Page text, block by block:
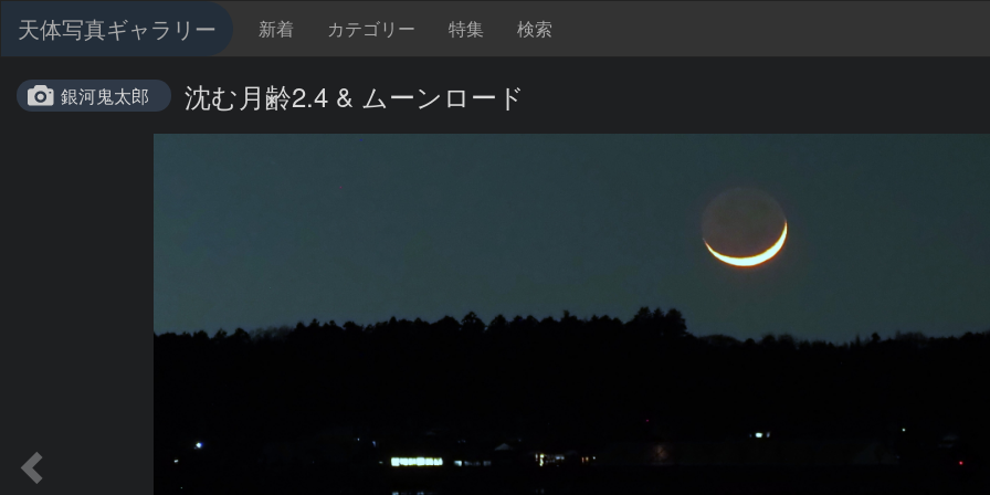
天体写真ギャラリー 新着 カテゴリー 特集 検索
銀河鬼太郎 沈む月齢2.4 & ムーンロード